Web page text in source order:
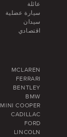
عائلة
سيارة عضلية
سيدان
اقتصادي
MCLAREN
FERRARI
BENTLEY
BMW
MINI COOPER
CADILLAC
FORD
LINCOLN